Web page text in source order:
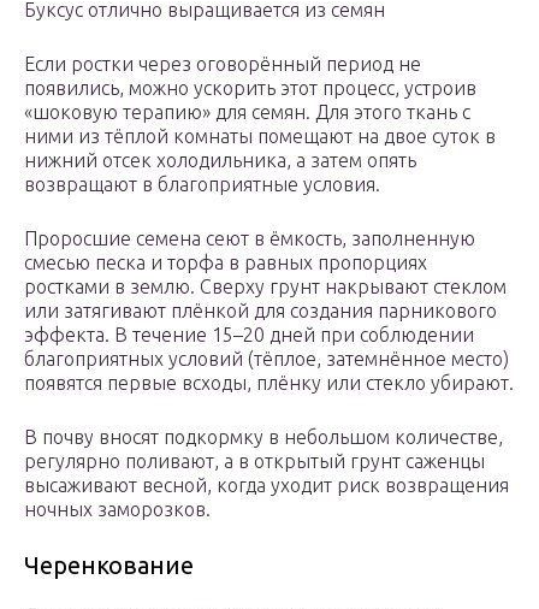
Буксус отлично выращивается из семян
Если ростки через оговорённый период не
появились, можно ускорить этот процесс, устроив
«шоковую терапию» для семян. Для этого ткань с
ними из тёплой комнаты помещают на двое суток в
нижний отсек холодильника, а затем опять
возвращают в благоприятные условия.
Проросшие семена сеют в ёмкость, заполненную
смесью песка и торфа в равных пропорциях
ростками в землю. Сверху грунт накрывают стеклом
или затягивают плёнкой для создания парникового
эффекта. В течение 15–20 дней при соблюдении
благоприятных условий (тёплое, затемнённое место)
появятся первые всходы, плёнку или стекло убирают.
В почву вносят подкормку в небольшом количестве,
регулярно поливают, а в открытый грунт саженцы
высаживают весной, когда уходит риск возвращения
ночных заморозков.
Черенкование